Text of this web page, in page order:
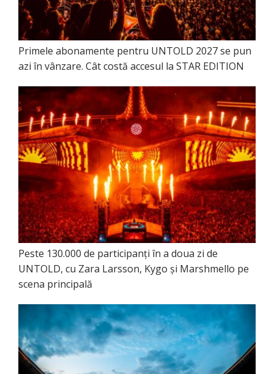
Primele abonamente pentru UNTOLD 2027 se pun
azi în vânzare. Cât costă accesul la STAR EDITION
Peste 130.000 de participanți în a doua zi de
UNTOLD, cu Zara Larsson, Kygo și Marshmello pe
scena principală